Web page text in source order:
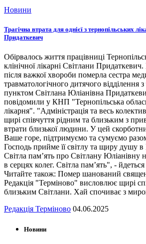
Новини
Трагічна втрата для однієї з тернопільських
Придаткевич
Обірвалось життя працівниці
клінічної лікарні Світлани
після важкої хвороби померла сестра
травматологічного дитячого відділення
пунктом Світлана Юліанівна
повідомили у КНП "Тернопільська
лікарня". "Адміністрація та весь
щирі співчуття рідним та близьким з
втрати близької людини. У цей
Ваше горе, підтримуємо та сумуємо
Господь прийме її світлу та щиру душу
Світла пам’ять про Світлану Юліанівну
в серцях колег. Світла пам’ять", -
Читайте також: Помер шанований
Редакція "Терміново" висловлює щирі
близьким Світлани. Хай спочиває з
Редакція Терміново 04.06.2025
Новини